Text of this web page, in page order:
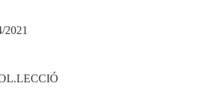
2021